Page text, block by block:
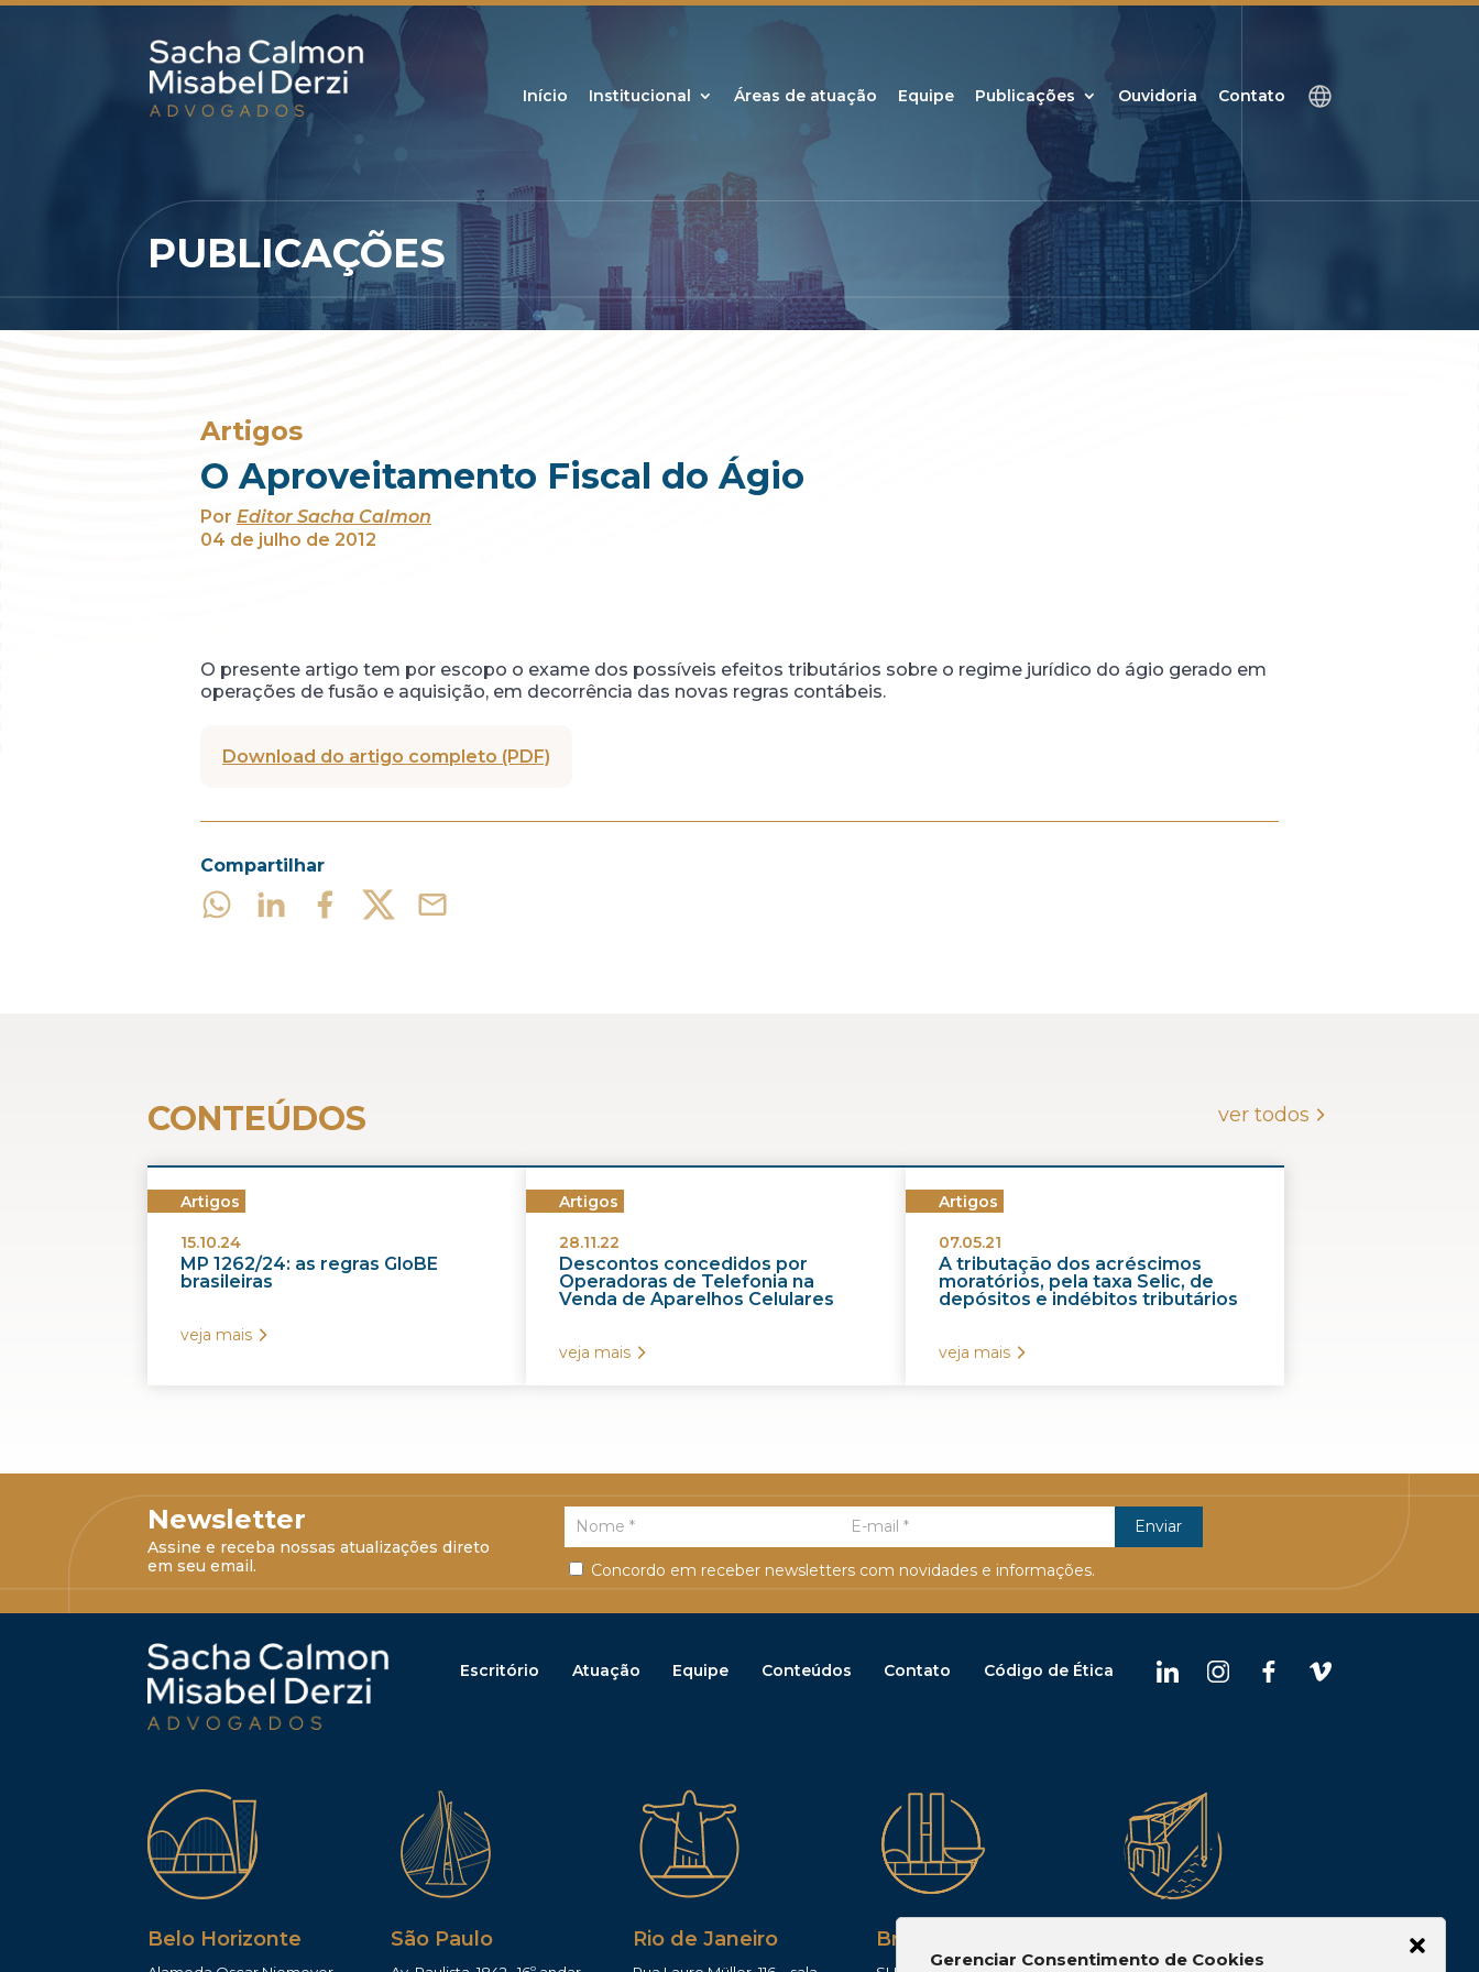
Início Institucional Áreas de atuação Equipe Publicações Ouvidoria Contato
PUBLICAÇÕES
Artigos
O Aproveitamento Fiscal do Ágio
Por Editor Sacha Calmon
04 de julho de 2012
O presente artigo tem por escopo o exame dos possíveis efeitos tributários sobre o regime jurídico do ágio gerado em
operações de fusão e aquisição, em decorrência das novas regras contábeis.
Download do artigo completo (PDF)
Compartilhar
CONTEÚDOS ver todos
Artigos
15.10.24
MP 1262/24: as regras GloBE
brasileiras
veja mais
Artigos
28.11.22
Descontos concedidos por
Operadoras de Telefonia na
Venda de Aparelhos Celulares
veja mais
Artigos
07.05.21
A tributação dos acréscimos
moratórios, pela taxa Selic, de
depósitos e indébitos tributários
veja mais
Newsletter
Assine e receba nossas atualizações direto
em seu email.
Concordo em receber newsletters com novidades e informações.
Escritório Atuação Equipe Conteúdos Contato Código de Ética
Belo Horizonte São Paulo Rio de Janeiro Brasília
Gerenciar Consentimento de Cookies